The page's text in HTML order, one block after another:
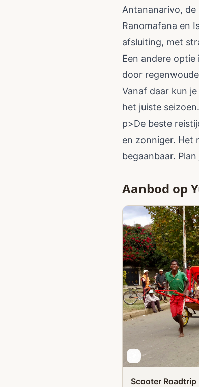
Antananarivo,
Ranomafana en
afsluiting, met
Een andere
door
Vanaf daar kun
het juiste
p>De beste
en zonniger. Het
begaanbaar.
Aanbod op
Scooter